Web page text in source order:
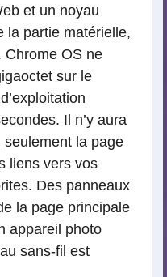
et un noyau
la partie matérielle,
Chrome OS ne
sur le
Il n’y aura
seulement la page
liens vers vos
Des panneaux
la page principale
appareil photo
sans-fil est